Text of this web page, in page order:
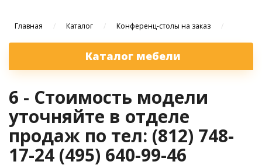
Главная / Каталог / Конференц-столы на заказ /
Каталог мебели
6 - Стоимость модели
уточняйте в отделе
продаж по тел: (812) 748-
17-24 (495) 640-99-46